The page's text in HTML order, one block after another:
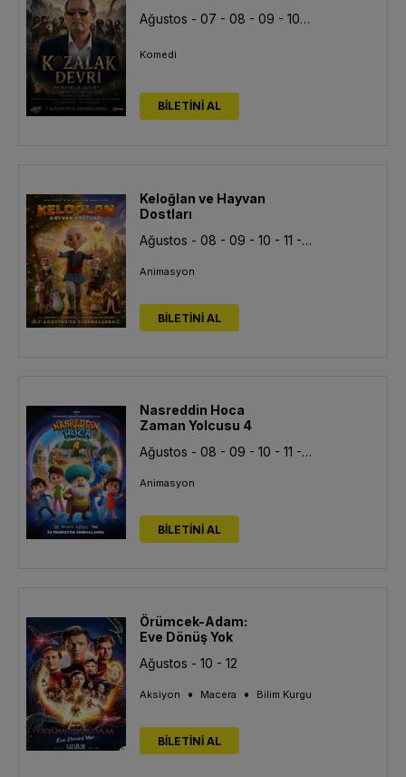
Ağustos - 07 - 08 - 09 - 10 - 11 - 12 - 13
Komedi
BİLETİNİ AL
Keloğlan ve Hayvan
Dostları
Ağustos - 08 - 09 - 10 - 11 - 12 - 13
Animasyon
BİLETİNİ AL
Nasreddin Hoca
Zaman Yolcusu 4
Ağustos - 08 - 09 - 10 - 11 - 12 - 13
Animasyon
BİLETİNİ AL
Örümcek-Adam:
Eve Dönüş Yok
Ağustos - 10 - 12
Aksiyon • Macera • Bilim Kurgu
BİLETİNİ AL